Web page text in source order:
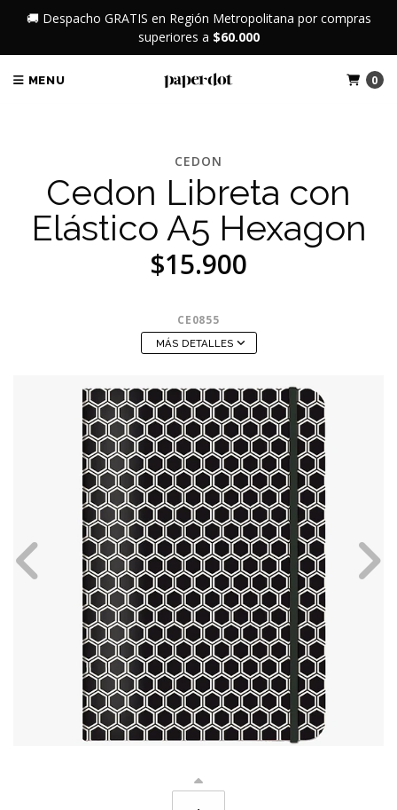
🚚 Despacho GRATIS en Región Metropolitana por compras
superiores a $60.000
MENU 0
CEDON
Cedon Libreta con
Elástico A5 Hexagon
$15.900
CE0855
MÁS DETALLES